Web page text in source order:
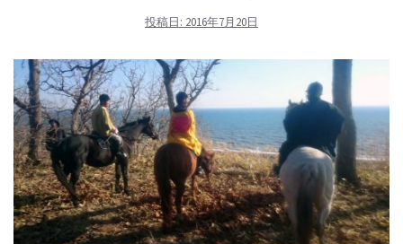
投稿日: 2016年7月20日